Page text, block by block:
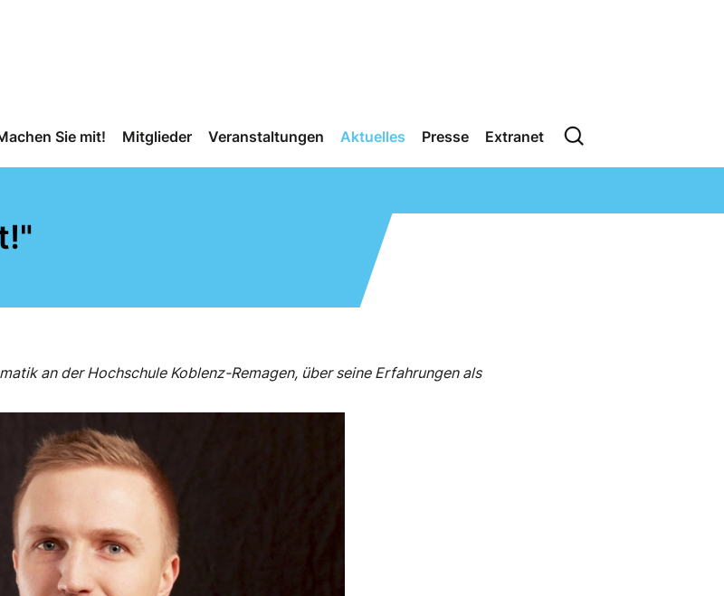
Sie mit! Mitglieder Veranstaltungen Aktuelles Presse Extranet
an der Hochschule Koblenz-Remagen, über seine Erfahrungen als